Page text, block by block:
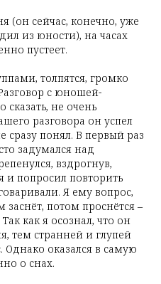
(он сейчас, конечно, уже
из юности), на часах
пустеет.
толпятся, громко
с юношей-
не очень
разговора он успел
сразу понял. В первый раз
задумался над
вздрогнув,
и попросил повторить
Я ему вопрос,
заснёт, потом проснётся –
как я осознал, что он
тем странней и глупей
оказался в самую
о снах.